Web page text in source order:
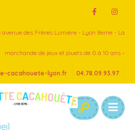
des Frères Lumière - Lyon 8eme - La
marchande de jeux et jouets de 0 à 10 ans -
cacahouete-lyon.fr 04.78.09.93.97